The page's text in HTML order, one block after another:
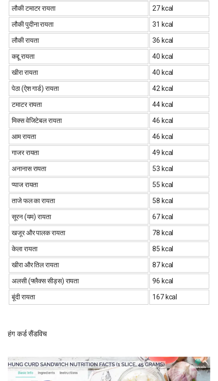
लौकी टमाटर रायता
27 kcal
लौकी पुदीना रायता 31 kcal
लौकी रायता 36 kcal
कद्दू रायता 40 kcal
खीरा रायता 40 kcal
पेठा (ऐश गार्ड) रायता 42 kcal
टमाटर रायता 44 kcal
मिक्स वेजिटेबल रायता 46 kcal
आम रायता 46 kcal
गाजर रायता 49 kcal
अनानास रायता 53 kcal
प्याज रायता 55 kcal
ताजे फल का रायता 58 kcal
सूरन (यम) रायता 67 kcal
खजूर और पालक रायता 78 kcal
केला रायता 85 kcal
खीरा और तिल रायता 87 kcal
अलसी (फ्लैक्स सीड्स) रायता 96 kcal
बूंदी रायता 167 kcal
हंग कर्ड सैंडविच